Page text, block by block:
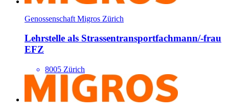
Genossenschaft Migros Zürich
Lehrstelle als Strassentransport­fachmann/​-frau
EFZ
8005 Zürich